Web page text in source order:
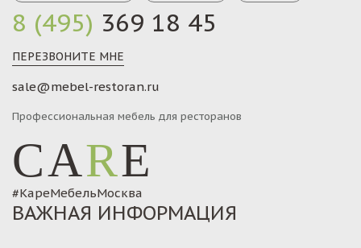
8 (495) 369 18 45
ПЕРЕЗВОНИТЕ МНЕ
sale@mebel-restoran.ru
Профессиональная мебель для ресторанов
CARE
#КареМебельМосква
ВАЖНАЯ ИНФОРМАЦИЯ